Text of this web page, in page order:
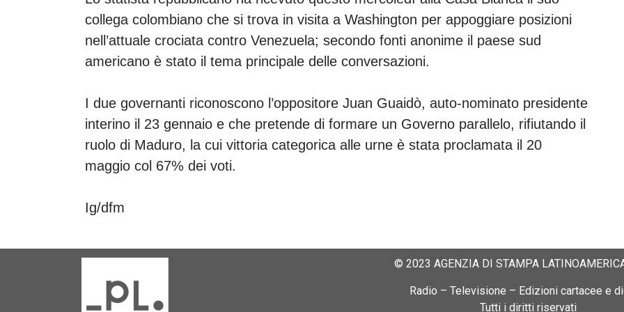
collega colombiano che si trova in visita a Washington per appoggiare posizioni
nell’attuale crociata contro Venezuela; secondo fonti anonime il paese sud
americano è stato il tema principale delle conversazioni.
I due governanti riconoscono l’oppositore Juan Guaidò, auto-nominato presidente
interino il 23 gennaio e che pretende di formare un Governo parallelo, rifiutando il
ruolo di Maduro, la cui vittoria categorica alle urne è stata proclamata il 20
maggio col 67% dei voti.
Ig/dfm
© 2023 AGENZIA DI STAMPA
Radio – Televisione – Edizioni cartacee e
Tutti i diritti riservati